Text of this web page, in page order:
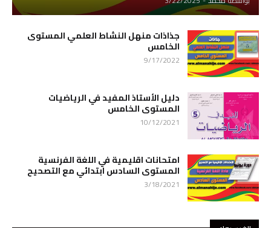
جذاذات منهل النشاط العلمي المستوى
الخامس
9/17/2022
دليل الأستاذ المفيد في الرياضيات
المستوى الخامس
10/12/2021
امتحانات اقليمية في اللغة الفرنسية
المستوى السادس ابتدائي مع التصحيح
3/18/2021